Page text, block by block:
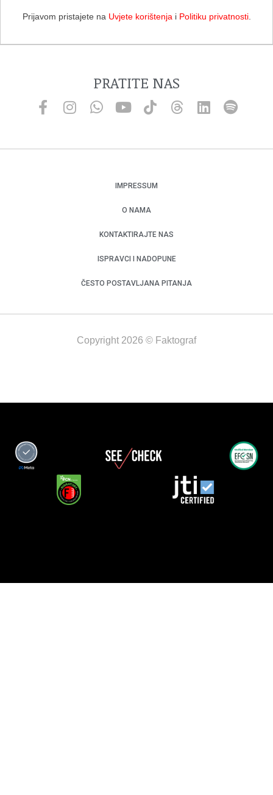
Prijavom pristajete na Uvjete korištenjai Politiku privatnosti.
PRATITE NAS
IMPRESSUM
O NAMA
KONTAKTIRAJTE NAS
ISPRAVCI I NADOPUNE
ČESTO POSTAVLJANA PITANJA
Copyright 2026 © Faktograf